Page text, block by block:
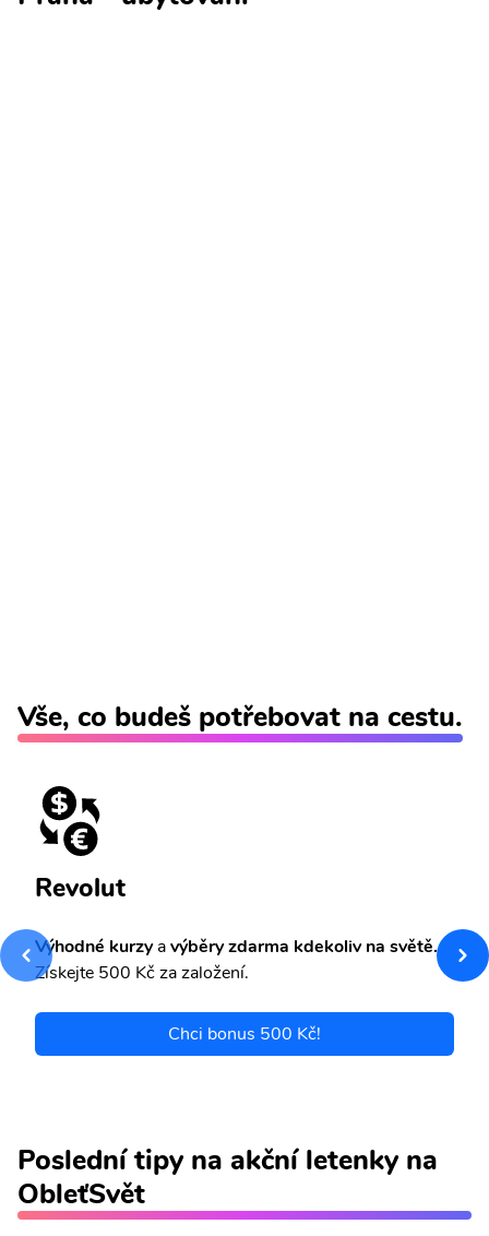
Vše, co budeš potřebovat na cestu.
Revolut
Výhodné kurzyavýběry zdarma kdekoliv na světě.
Získejte 500 Kč za založení.
Chci bonus 500 Kč!
Poslední tipy na akční letenky na
ObleťSvět